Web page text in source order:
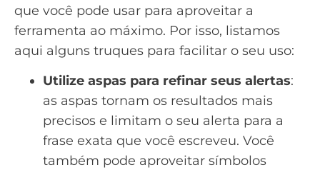
que você pode usar para aproveitar a
ferramenta ao máximo. Por isso, listamos
aqui alguns truques para facilitar o seu uso:
Utilize aspas para refinar seus alertas:
as aspas tornam os resultados mais
precisos e limitam o seu alerta para a
frase exata que você escreveu. Você
também pode aproveitar símbolos